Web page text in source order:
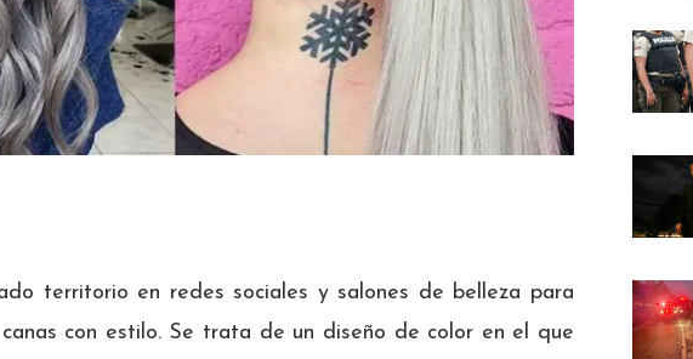
territorio en redes sociales y salones de belleza para
con estilo. Se trata de un diseño de color en el que